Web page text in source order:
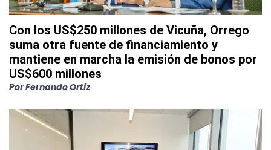
Con los US$250 millones de Vicuña, Orrego
suma otra fuente de financiamiento y
mantiene en marcha la emisión de bonos por
US$600 millones
PorFernando Ortiz